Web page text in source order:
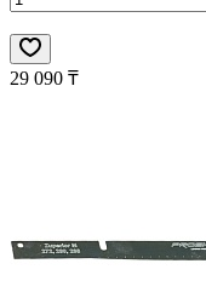
29 090 ₸